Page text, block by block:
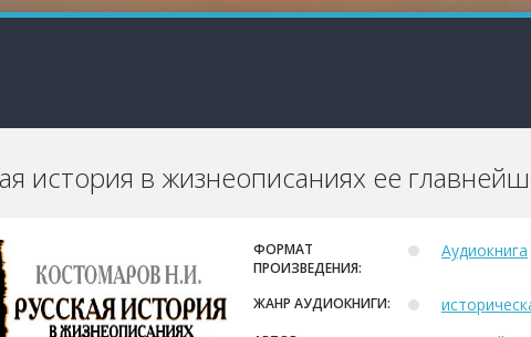
история в жизнеописаниях ее
ФОРМАТ
ПРОИЗВЕДЕНИЯ:
Аудиокнига
ЖАНР АУДИОКНИГИ: